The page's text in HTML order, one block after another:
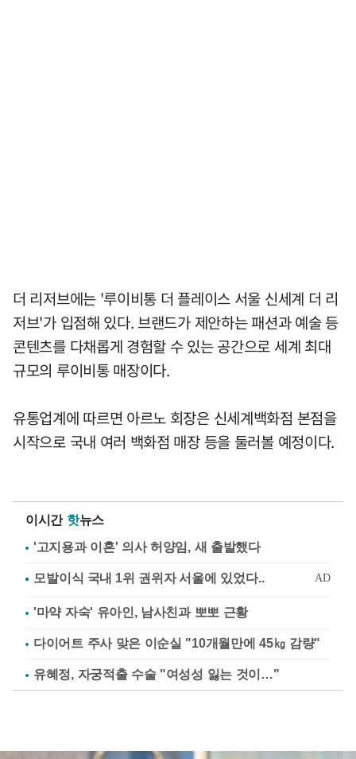
더 리저브에는 '루이비통 더 플레이스 서울 신세계 더 리
저브'가 입점해 있다. 브랜드가 제안하는 패션과 예술 등
콘텐츠를 다채롭게 경험할 수 있는 공간으로 세계 최대
규모의 루이비통 매장이다.
유통업계에 따르면 아르노 회장은 신세계백화점 본점을
시작으로 국내 여러 백화점 매장 등을 둘러볼 예정이다.
이시간 핫뉴스
'고지용과 이혼' 의사 허양임, 새 출발했다
'마약 자숙' 유아인, 남사친과 뽀뽀 근황
다이어트 주사 맞은 이순실 "10개월만에 45㎏ 감량"
유혜정, 자궁적출 수술 "여성성 잃는 것이…"